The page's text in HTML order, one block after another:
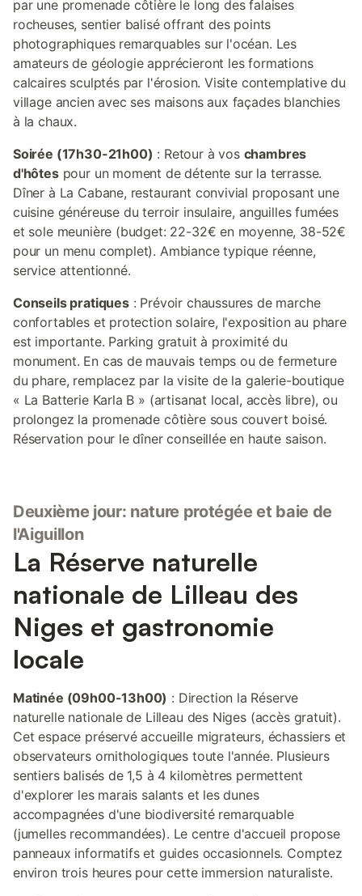
par une promenade côtière le long des falaises
rocheuses, sentier balisé offrant des points
photographiques remarquables sur l'océan. Les
amateurs de géologie apprécieront les formations
calcaires sculptés par l'érosion. Visite contemplative du
village ancien avec ses maisons aux façades blanchies
à la chaux.
Soirée (17h30-21h00) : Retour à vos chambres
d'hôtespour un moment de détente sur la terrasse.
Dîner à La Cabane, restaurant convivial proposant une
cuisine généreuse du terroir insulaire, anguilles fumées
et sole meunière (budget: 22-32€ en moyenne, 38-52€
pour un menu complet). Ambiance typique réenne,
service attentionné.
Conseils pratiques: Prévoir chaussures de marche
confortables et protection solaire, l'exposition au phare
est importante. Parking gratuit à proximité du
monument. En cas de mauvais temps ou de fermeture
du phare, remplacez par la visite de la galerie-boutique
« La Batterie Karla B » (artisanat local, accès libre), ou
prolongez la promenade côtière sous couvert boisé.
Réservation pour le dîner conseillée en haute saison.
Deuxième jour: nature protégée et baie de
l'Aiguillon
La Réserve naturelle
nationale de Lilleau des
Niges et gastronomie
locale
Matinée (09h00-13h00) : Direction la Réserve
naturelle nationale de Lilleau des Niges (accès gratuit).
Cet espace préservé accueille migrateurs, échassiers et
observateurs ornithologiques toute l'année. Plusieurs
sentiers balisés de 1,5 à 4 kilomètres permettent
d'explorer les marais salants et les dunes
accompagnées d'une biodiversité remarquable
(jumelles recommandées). Le centre d'accueil propose
panneaux informatifs et guides occasionnels. Comptez
environ trois heures pour cette immersion naturaliste.